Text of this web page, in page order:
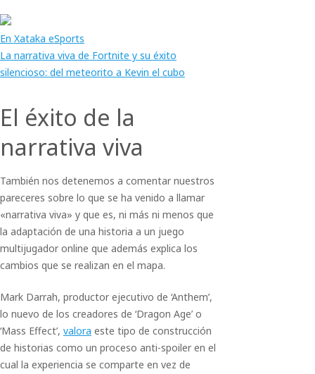
En Xataka eSports
La narrativa viva de Fortnite y su éxito
silencioso: del meteorito a Kevin el cubo
El éxito de la
narrativa viva
También nos detenemos a comentar nuestros
pareceres sobre lo que se ha venido a llamar
«narrativa viva» y que es, ni más ni menos que
la adaptación de una historia a un juego
multijugador online que además explica los
cambios que se realizan en el mapa.
Mark Darrah, productor ejecutivo de ‘Anthem’,
lo nuevo de los creadores de ‘Dragon Age’ o
‘Mass Effect’, valora este tipo de construcción
de historias como un proceso anti-spoiler en el
cual la experiencia se comparte en vez de